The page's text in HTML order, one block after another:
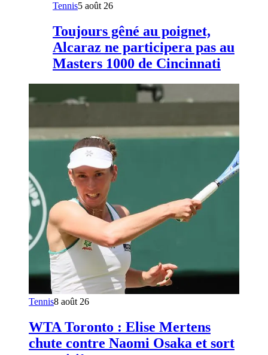
Tennis5 août 26
Toujours gêné au poignet,
Alcaraz ne participera pas au
Masters 1000 de Cincinnati
Tennis8 août 26
WTA Toronto : Elise Mertens
chute contre Naomi Osaka et sort